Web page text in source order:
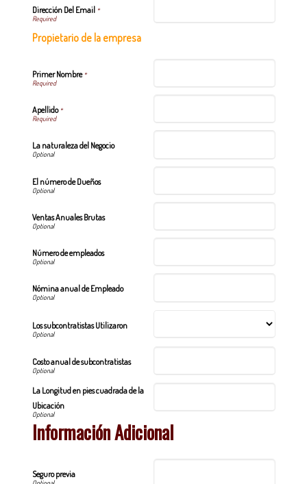
Dirección Del Email *
Propietario de la empresa
Primer Nombre *
Apellido*
La naturaleza del Negocio
El número de Dueños
Ventas Anuales Brutas
Número de empleados
Nómina anual de Empleado
Los subcontratistas Utilizaron
Costo anual de subcontratistas
La Longitud en pies cuadrada de la
Ubicación
Información Adicional
Seguro previa